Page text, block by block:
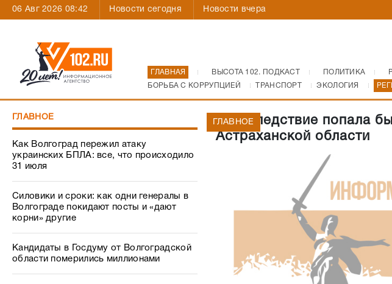
06 Авг 2026 08:42 Новости сегодня Новости вчера
ГЛАВНАЯ ВЫСОТА 102. ПОДКАСТ ПОЛИТИКА
БОРЬБА С КОРРУПЦИЕЙ
ТРАНСПОРТ ЭКОЛОГИЯ
ГЛАВНОЕ
Как Волгоград пережил атаку
украинских БПЛА: все, что происходило
31 июля
Силовики и сроки: как одни генералы в
Волгограде покидают посты и «дают
корни» другие
Кандидаты в Госдуму от Волгоградской
области померились миллионами
Под следствие попала
Астраханской области
ГЛАВНОЕ